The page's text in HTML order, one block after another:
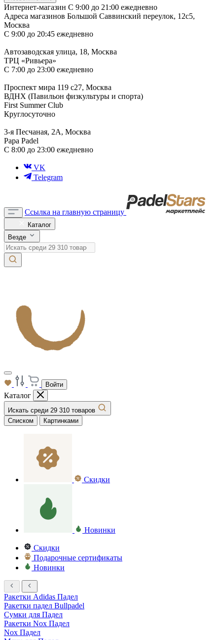
Интернет-магазин С 9:00 до 21:00 ежедневно
Адреса магазинов Большой Саввинский переулок, 12с5,
Москва
С 9:00 до 20:45 ежедневно
Автозаводская улица, 18, Москва
ТРЦ «Ривьера»
С 7:00 до 23:00 ежедневно
Проспект мира 119 с27, Москва
ВДНХ (Павильон физкультуры и спорта)
First Summer Club
Круглосуточно
3-я Песчаная, 2А, Москва
Papa Padel
С 8:00 до 23:00 ежедневно
VK
Telegram
Ссылка на главную страницу
Каталог
Везде
Войти
Каталог
Искать среди 29 310 товаров
Списком
Картинками
Скидки
Новинки
Скидки
Подарочные сертификаты
Новинки
Ракетки Adidas Падел
Ракетки падел Bullpadel
Сумки для Падел
Ракетки Nox Падел
Nox Падел